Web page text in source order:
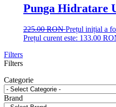
Punga Hidratare
225.00RONPrețul inițial a
Prețul curent este: 133.00
Filters
Filters
Categorie
Brand